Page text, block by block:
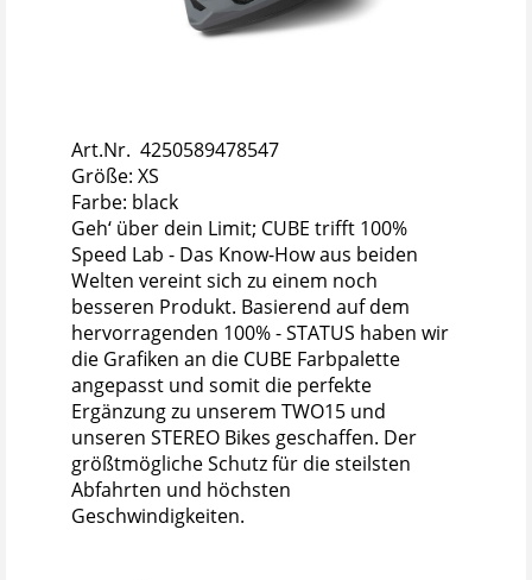
Art.Nr. 4250589478547
Größe: XS
Farbe: black
Geh‘ über dein Limit; CUBE trifft 100%
Speed Lab - Das Know-How aus beiden
Welten vereint sich zu einem noch
besseren Produkt. Basierend auf dem
hervorragenden 100% - STATUS haben wir
die Grafiken an die CUBE Farbpalette
angepasst und somit die perfekte
Ergänzung zu unserem TWO15 und
unseren STEREO Bikes geschaffen. Der
größtmögliche Schutz für die steilsten
Abfahrten und höchsten
Geschwindigkeiten.